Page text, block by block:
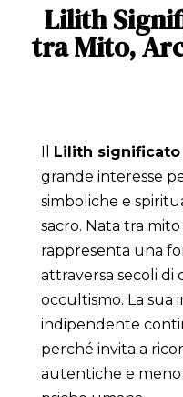
Lilith
tra Mito,
Il Lilith
grande interesse
simboliche e
sacro. Nata tra
rappresenta una
attraversa secoli di
occultismo. La sua
indipendente
perché invita a
autentiche e